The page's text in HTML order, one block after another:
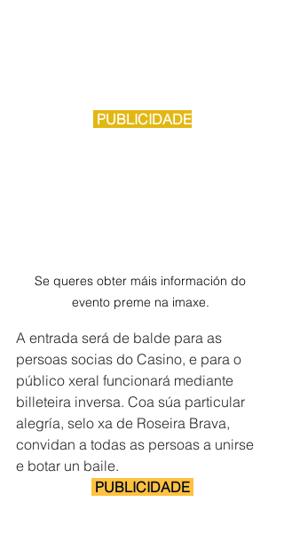
PUBLICIDADE
Se queres obter máis información do
evento preme na imaxe.
A entrada será de balde para as
persoas socias do Casino, e para o
público xeral funcionará mediante
billeteira inversa. Coa súa particular
alegría, selo xa de Roseira Brava,
convidan a todas as persoas a unirse
e botar un baile.
PUBLICIDADE